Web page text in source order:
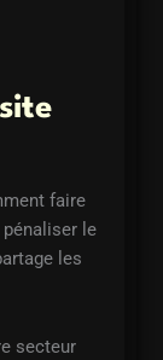
faire
le
les
secteur